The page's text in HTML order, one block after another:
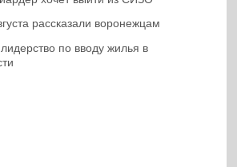
рассказали воронежцам
по вводу жилья в